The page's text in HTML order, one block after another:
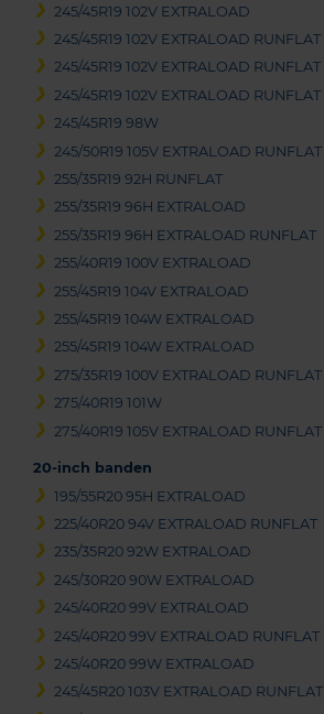
245/45R19 102V EXTRALOAD
245/45R19 102V EXTRALOAD RUNFLAT
245/45R19 102V EXTRALOAD RUNFLAT
245/45R19 102V EXTRALOAD RUNFLAT
245/45R19 98W
245/50R19 105V EXTRALOAD RUNFLAT
255/35R19 92H RUNFLAT
255/35R19 96H EXTRALOAD
255/35R19 96H EXTRALOAD RUNFLAT
255/40R19 100V EXTRALOAD
255/45R19 104V EXTRALOAD
255/45R19 104W EXTRALOAD
255/45R19 104W EXTRALOAD
275/35R19 100V EXTRALOAD RUNFLAT
275/40R19 101W
275/40R19 105V EXTRALOAD RUNFLAT
20-inch banden
195/55R20 95H EXTRALOAD
225/40R20 94V EXTRALOAD RUNFLAT
235/35R20 92W EXTRALOAD
245/30R20 90W EXTRALOAD
245/40R20 99V EXTRALOAD
245/40R20 99V EXTRALOAD RUNFLAT
245/40R20 99W EXTRALOAD
245/45R20 103V EXTRALOAD RUNFLAT